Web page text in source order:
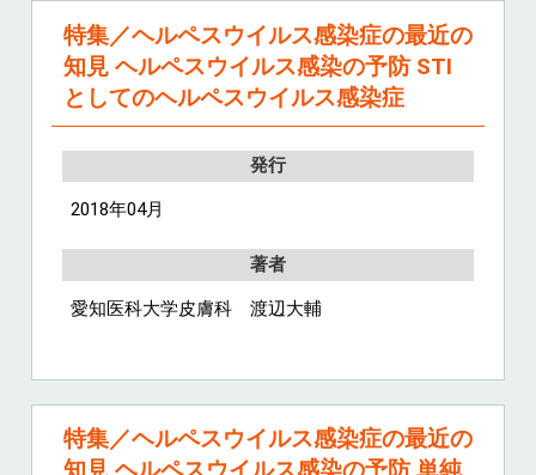
特集／ヘルペスウイルス感染症の最近の
知見 ヘルペスウイルス感染の予防 STI
としてのヘルペスウイルス感染症
発行
2018年04月
著者
愛知医科大学皮膚科 渡辺大輔
特集／ヘルペスウイルス感染症の最近の